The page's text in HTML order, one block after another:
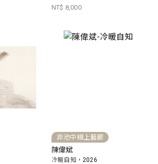
NT$ 8,000
非池中線上藝廊
陳偉斌
冷暖自知，2026